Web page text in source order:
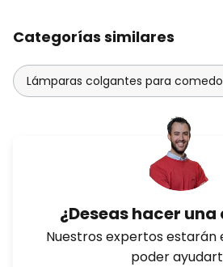
Categorías similares
Lámparas colgantes para
¿Deseas hacer
Nuestros expertos estarán
poder